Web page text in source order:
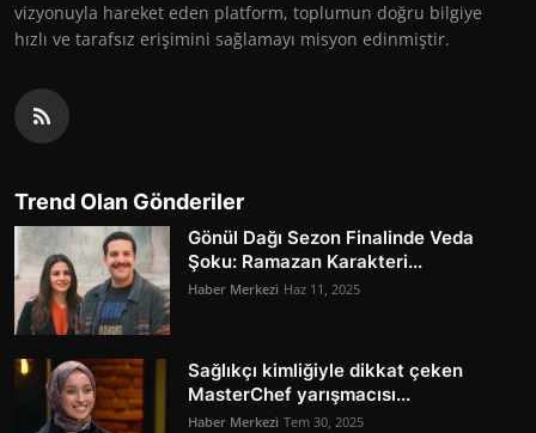
vizyonuyla hareket eden platform, toplumun doğru bilgiye
hızlı ve tarafsız erişimini sağlamayı misyon edinmiştir.
Trend Olan Gönderiler
Gönül Dağı Sezon Finalinde Veda
Şoku: Ramazan Karakteri...
Haber Merkezi Haz 11, 2025
Sağlıkçı kimliğiyle dikkat çeken
MasterChef yarışmacısı...
Haber Merkezi Tem 30, 2025